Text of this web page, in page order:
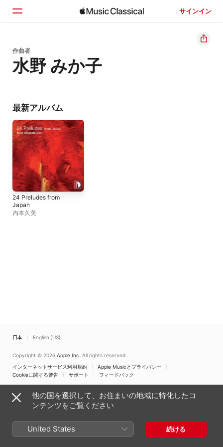
サインイン
見つける
作曲者
水野 みか子
最新アルバム
24 Preludes from
Japan
内本久美
日本 English (US)
Copyright © 2026 Apple Inc. All rights reserved.
インターネットサービス利用規約
Apple Musicとプライバシー
Cookieに関する警告
サポート フィードバック
他の国を選択して、お住まいの地域に特化したコ
ンテンツをご覧ください
United States 続ける